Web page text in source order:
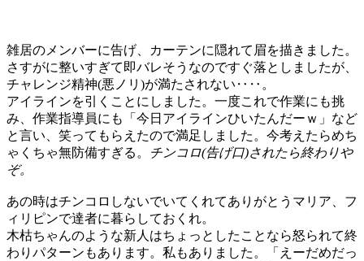
雑居のメンバーに告げ、カーテンに隠れて眉を描きました。
さすがに整いすぎて即バレそうなのですぐ落としましたが、
チャレンジ精神(悪ノリ)が満たされない‥‥。
アイラインを引くことにしました。一度これで作業にも挑
み、作業指導員にも「今日アイラインひいたんだーｗ」など
と言い、笑ってもらえたので満足しました。今考えたらめち
ゃくちゃ無防備すぎる。
チンコロ(告げ口)されたら終わりや
ぞ。
あの時はチンコロしないでいてくれてありがとうマリア、フ
ィリピンで達者に暮らしておくれ。
木枯ちゃんのような新人はちょっとしたことなら怒られて終
わりパターンもあります。私もありました。「えーだめだっ